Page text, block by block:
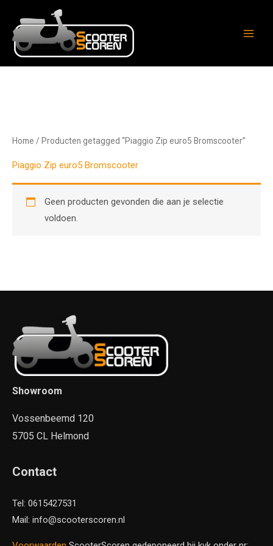
naar
inhoud
Home / Producten getagged “Piaggio Zip euro5 Bromscooter”
Piaggio Zip euro5 Bromscooter
Geen producten gevonden die aan je selectie
voldoen.
Showroom
Vossenbeemd 120
5705 CL Helmond
Contact
Tel: 0615427531
Mail: info@scooterscoren.nl